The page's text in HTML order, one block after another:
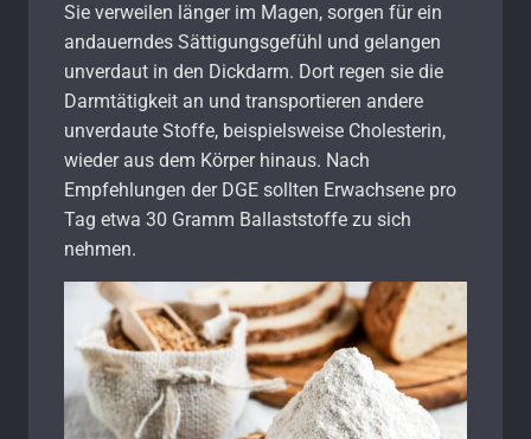
Sie verweilen länger im Magen, sorgen für ein
andauerndes Sättigungsgefühl und gelangen
unverdaut in den Dickdarm. Dort regen sie die
Darmtätigkeit an und transportieren andere
unverdaute Stoffe, beispielsweise Cholesterin,
wieder aus dem Körper hinaus. Nach
Empfehlungen der DGE sollten Erwachsene pro
Tag etwa 30 Gramm Ballaststoffe zu sich
nehmen.